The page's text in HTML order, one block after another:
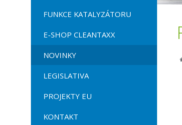
FUNKCE KATALYZÁTORU
E-SHOP CLEANTAXX
NOVINKY
LEGISLATIVA
PROJEKTY EU
KONTAKT